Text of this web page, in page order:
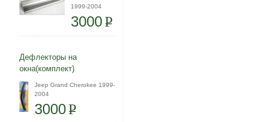
1999-2004
3000P
Дефлекторы на
окна(комплект)
Jeep Grand Cherokee 1999-
2004
3000P